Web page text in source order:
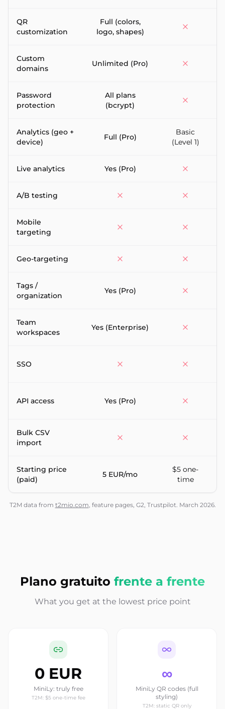
QR
customization
Full (colors,
logo, shapes)
Custom
domains
Unlimited (Pro)
Password
protection
All plans
(bcrypt)
Analytics (geo +
device)
Full (Pro)
Basic
(Level 1)
Live analytics Yes (Pro)
A/B testing
Mobile
targeting
Geo-targeting
Tags /
organization
Yes (Pro)
Team
workspaces
Yes (Enterprise)
SSO
API access Yes (Pro)
Bulk CSV
import
Starting price
(paid)
5 EUR/mo
$5 one-
time
T2M data from t2mio.com, feature pages, G2, Trustpilot. March 2026.
Plano gratuito frente a frente
What you get at the lowest price point
0 EUR
MiniLy: truly free
T2M: $5 one-time fee
∞
MiniLy QR codes (full
styling)
T2M: static QR only